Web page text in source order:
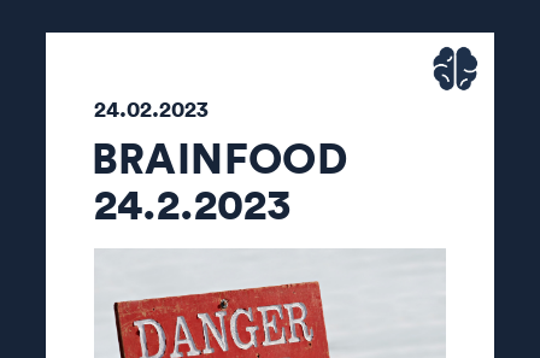
24.02.2023
BRAINFOOD
24.2.2023